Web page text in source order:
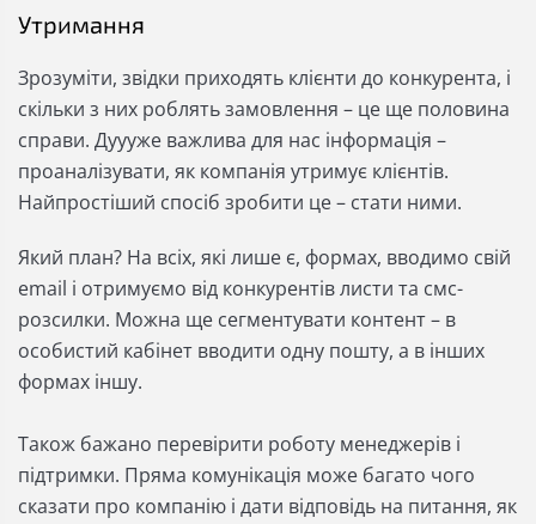
Утримання
Зрозуміти, звідки приходять клієнти до конкурента, і
скільки з них роблять замовлення – це ще половина
справи. Дуууже важлива для нас інформація –
проаналізувати, як компанія утримує клієнтів.
Найпростіший спосіб зробити це – стати ними.
Який план? На всіх, які лише є, формах, вводимо свій
email і отримуємо від конкурентів листи та смс-
розсилки. Можна ще сегментувати контент – в
особистий кабінет вводити одну пошту, а в інших
формах іншу.
Також бажано перевірити роботу менеджерів і
підтримки. Пряма комунікація може багато чого
сказати про компанію і дати відповідь на питання, як